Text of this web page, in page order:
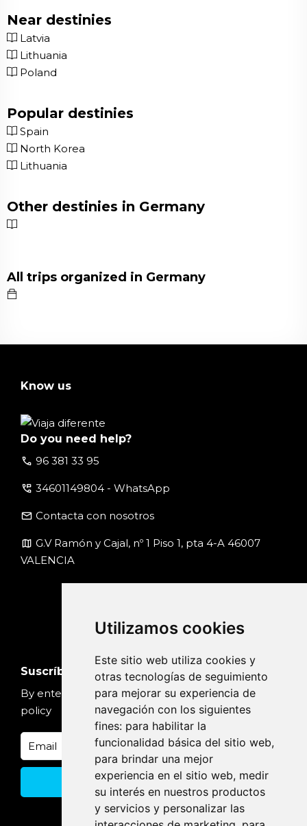
Utilizamos cookies
Este sitio web utiliza cookies y
otras tecnologías de seguimiento
para mejorar su experiencia de
navegación con los siguientes
fines: para habilitar la
funcionalidad básica del sitio web,
para brindar una mejor
experiencia en el sitio web, medir
su interés en nuestros productos
y servicios y personalizar las
Near destinies
Latvia
Lithuania
Poland
Popular destinies
Spain
North Korea
Lithuania
Other destinies in Germany
All trips organized in Germany
Know us
Do you need help?
call 96 381 33 95
perm_phone_msg 34601149804 - WhatsApp
email Contacta con nosotros
map G.V Ramón y Cajal, nº 1 Piso 1, pta 4-A 46007
VALENCIA
Suscríbete
By entering your email, you accept ourPrivacy
policy